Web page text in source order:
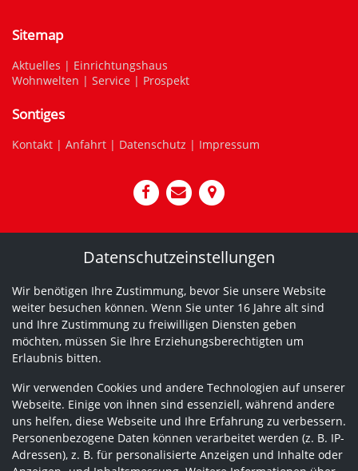
Sitemap
Aktuelles | Einrichtungshaus
Wohnwelten | Service | Prospekt
Sontiges
Kontakt | Anfahrt | Datenschutz | Impressum
Datenschutzeinstellungen
Wir benötigen Ihre Zustimmung, bevor Sie unsere Website
weiter besuchen können. Wenn Sie unter 16 Jahre alt sind
und Ihre Zustimmung zu freiwilligen Diensten geben
möchten, müssen Sie Ihre Erziehungsberechtigten um
Erlaubnis bitten.
Wir verwenden Cookies und andere Technologien auf unserer
Webseite. Einige von ihnen sind essenziell, während andere
uns helfen, diese Webseite und Ihre Erfahrung zu verbessern.
Personenbezogene Daten können verarbeitet werden (z. B. IP-
Adressen), z. B. für personalisierte Anzeigen und Inhalte oder